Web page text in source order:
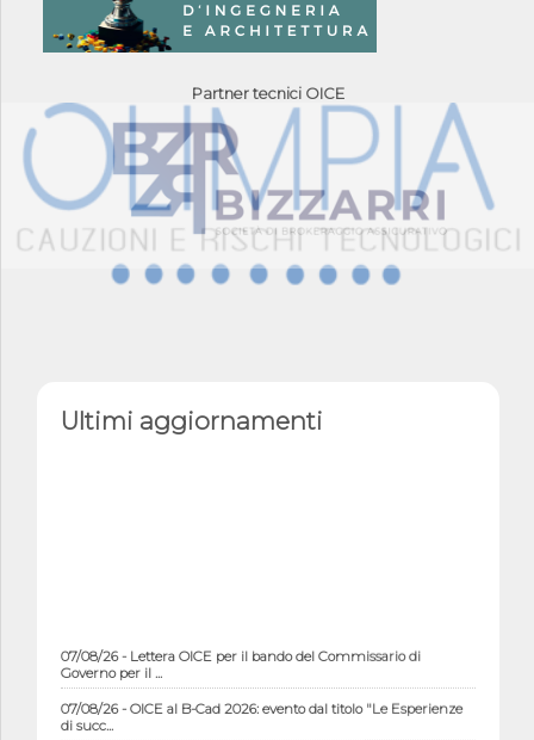
Partner tecnici OICE
Ultimi aggiornamenti
07/08/26 - Lettera OICE per il bando del Commissario di
Governo per il ...
07/08/26 - OICE al B-Cad 2026: evento dal titolo "Le Esperienze
di succ...